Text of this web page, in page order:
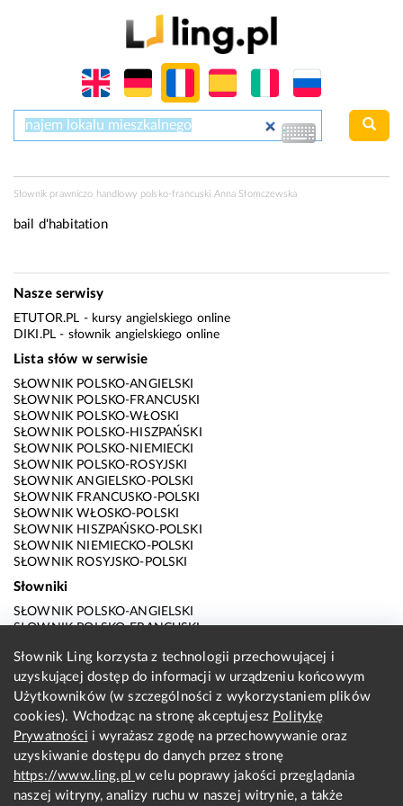
Słownik prawniczo handlowy polsko-francuski Anna Słomczewska
bail d'habitation
Nasze serwisy
ETUTOR.PL - kursy angielskiego online
DIKI.PL - słownik angielskiego online
Lista słów w serwisie
SŁOWNIK POLSKO-ANGIELSKI
SŁOWNIK POLSKO-FRANCUSKI
SŁOWNIK POLSKO-WŁOSKI
SŁOWNIK POLSKO-HISZPAŃSKI
SŁOWNIK POLSKO-NIEMIECKI
SŁOWNIK POLSKO-ROSYJSKI
SŁOWNIK ANGIELSKO-POLSKI
SŁOWNIK FRANCUSKO-POLSKI
SŁOWNIK WŁOSKO-POLSKI
SŁOWNIK HISZPAŃSKO-POLSKI
SŁOWNIK NIEMIECKO-POLSKI
SŁOWNIK ROSYJSKO-POLSKI
Słowniki
SŁOWNIK POLSKO-ANGIELSKI
SŁOWNIK POLSKO-FRANCUSKI
SŁOWNIK POLSKO-HISZPAŃSKI
SŁOWNIK POLSKO-NIEMIECKI
SŁOWNIK POLSKO-ROSYJSKI
SŁOWNIK ANGIELSKO-POLSKI
SŁOWNIK FRANCUSKO-POLSKI
SŁOWNIK WŁOSKO-POLSKI
SŁOWNIK HISZPAŃSKO-POLSKI
SŁOWNIK NIEMIECKO-POLSKI
SŁOWNIK ROSYJSKO-POLSKI
Słownik Ling korzysta z technologii przechowującej i
uzyskującej dostęp do informacji w urządzeniu końcowym
Użytkowników (w szczególności z wykorzystaniem plików
cookies). Wchodząc na stronę akceptujesz Politykę
Prywatności i wyrażasz zgodę na przechowywanie oraz
uzyskiwanie dostępu do danych przez stronę
https://www.ling.plw celu poprawy jakości przeglądania
naszej witryny, analizy ruchu w naszej witrynie, a także